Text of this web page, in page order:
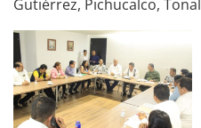
Gutiérrez, Pichucalco,